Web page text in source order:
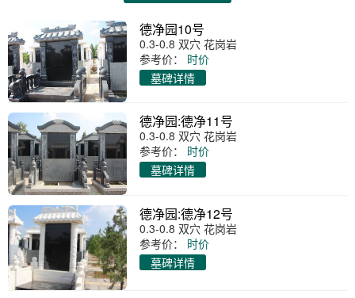
德净园10号
0.3-0.8 双穴 花岗岩
参考价：
时价
墓碑详情
德净园:德净11号
0.3-0.8 双穴 花岗岩
参考价：
时价
墓碑详情
德净园:德净12号
0.3-0.8 双穴 花岗岩
参考价：
时价
墓碑详情